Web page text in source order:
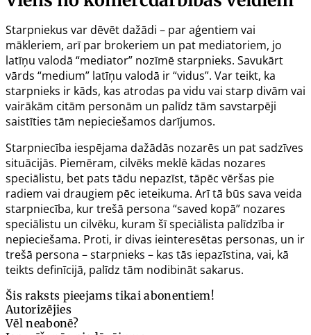
Starpniekus var dēvēt dažādi – par aģentiem vai
mākleriem, arī par brokeriem un pat mediatoriem, jo
latīņu valodā “mediator” nozīmē starpnieks. Savukārt
vārds “medium” latīņu valodā ir “vidus”. Var teikt, ka
starpnieks ir kāds, kas atrodas pa vidu vai starp divām vai
vairākām citām personām un palīdz tām savstarpēji
saistīties tām nepieciešamos darījumos.
Starpniecība iespējama dažādās nozarēs un pat sadzīves
situācijās. Piemēram, cilvēks meklē kādas nozares
speciālistu, bet pats tādu nepazīst, tāpēc vēršas pie
radiem vai draugiem pēc ieteikuma. Arī tā būs sava veida
starpniecība, kur trešā persona “saved kopā” nozares
speciālistu un cilvēku, kuram šī speciālista palīdzība ir
nepieciešama. Proti, ir divas ieinteresētas personas, un ir
trešā persona – starpnieks – kas tās iepazīstina, vai, kā
teikts definīcijā, palīdz tām nodibināt sakarus.
Šis raksts pieejams tikai abonentiem!
Autorizējies
Vēl neabonē?